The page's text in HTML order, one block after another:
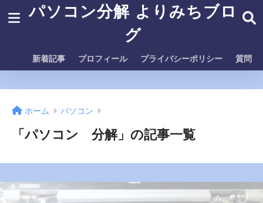
パソコン分解 よりみちブロ
グ
新着記事 プロフィール プライバシーポリシー 質問
ホーム パソコン
「パソコン 分解」の記事一覧